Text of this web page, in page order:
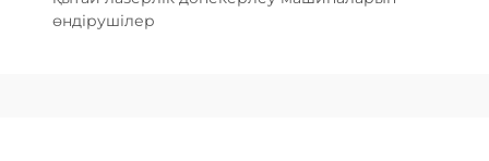
өндірушілер